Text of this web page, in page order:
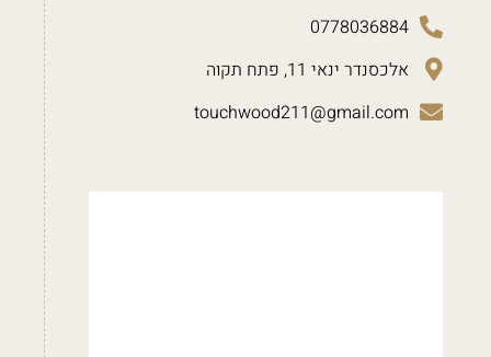
0778036884
אלכסנדר ינאי 11, פתח תקוה
touchwood211@gmail.com